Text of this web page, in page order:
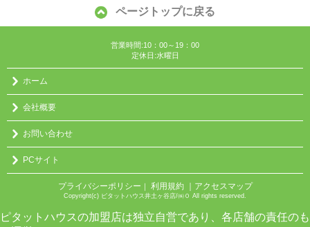
ページトップに戻る
営業時間:10：00～19：00
定休日:水曜日
ホーム
会社概要
お問い合わせ
PCサイト
プライバシーポリシー 利用規約 ｜アクセスマップ
Copyright(c) ピタットハウス井土ヶ谷店/㈱０ All rights reserved.
ピタットハウスの加盟店は独立自営であり、各店舗の責任のも